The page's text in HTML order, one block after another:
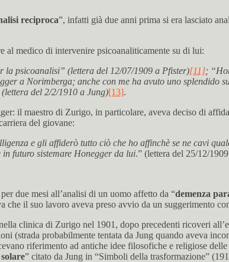
reciproca”, infatti già due anni prima si era lasciato
al medico di intervenire psicoanaliticamente su di lui:
la psicoanalisi” (lettera del 12/07/1909 a Pfister)[11];
a Norimberga; anche con me ha avuto uno splendido
del 2/2/1910 a Jung)[13].
il maestro di Zurigo, in particolare, aveva deciso di
del giovane:
e gli affiderò tutto ciò che ho affinchè se ne cavi
futuro sistemare Honegger da lui.” (lettera del 25/12/
due mesi all’analisi di un uomo affetto da “demenza
che il suo lavoro aveva preso avvio da un suggerimento
clinica di Zurigo nel 1901, dopo precedenti ricoveri
(strada probabilmente tentata da Jung quando aveva
riferimento ad antiche idee filosofiche e religiose
” citato da Jung in “Simboli della trasformazione”